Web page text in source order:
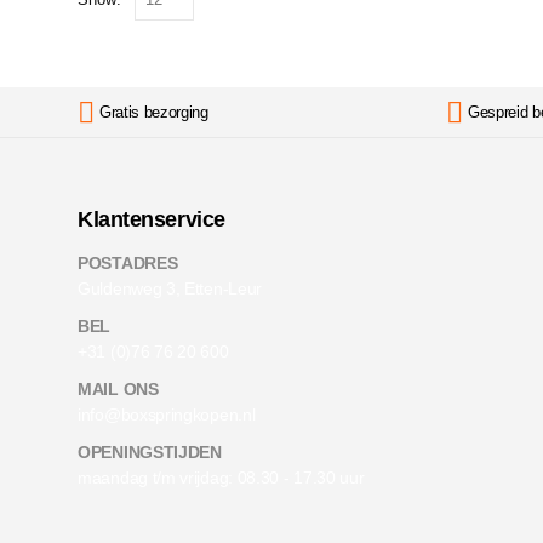
Gratis bezorging Gespreid
Klantenservice
POSTADRES
BEL
MAIL ONS
OPENINGSTIJDEN